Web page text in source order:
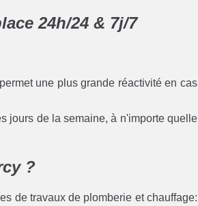
24h/24 & 7j/7
une plus grande réactivité en cas
jours de la semaine, à n'importe quelle
?
de travaux de plomberie et chauffage: